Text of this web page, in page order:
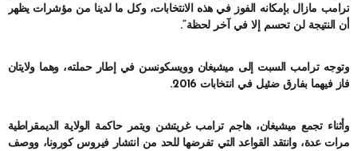
ترامب مازال بإمكانه الفوز في هذه الانتخابات، وكل ما لدينا من مؤشرات يظهر
أن النتيجة لن تحسم إلا في آخر لحظة”.
وتوجه ترامب السبت إلى ميشيغان وويسكونسن في إطار حملته، وهما ولايتان
فاز فيهما بفارق ضئيل في انتخابات 2016.
وأثناء تجمع ميشيغان، هاجم ترامب غريتشن ويتمر حاكمة الولاية الديمقراطية
مرات عدة، وانتقد القواعد التي تفرضها للحد من انتشار فيروس كورونا، ووصف